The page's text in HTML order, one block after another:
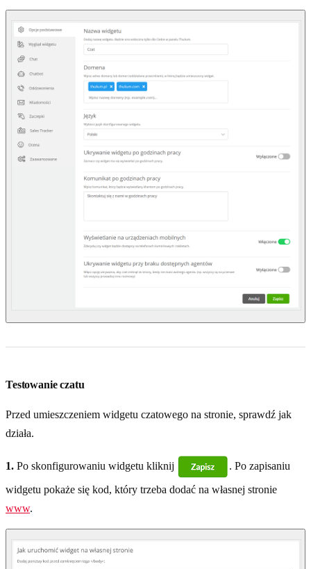
Testowanie czatu
Przed umieszczeniem widgetu czatowego na stronie, sprawdź jak
działa.
1. Po skonfigurowaniu widgetu kliknij . Po zapisaniu
widgetu pokaże się kod, który trzeba dodać na własnej stronie
www.